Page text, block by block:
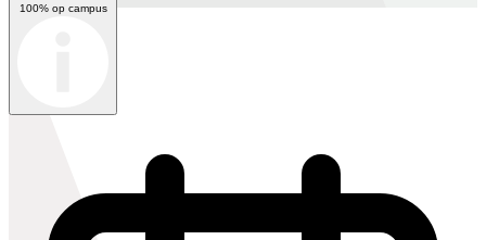
100% op campus